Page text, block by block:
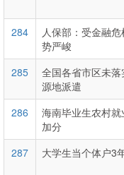
284
人保部：受金融
势严峻
285
全国各省市区未
源地派遣
286
海南毕业生农村
加分
287
大学生当个体户3